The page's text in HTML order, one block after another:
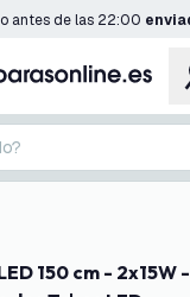
antes de las 22:00